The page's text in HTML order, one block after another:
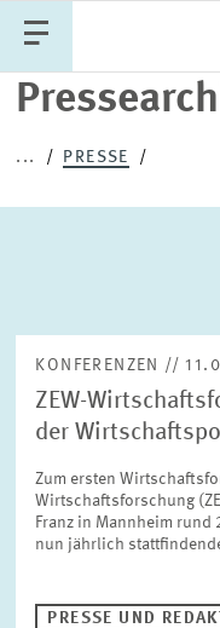
... PRESSE
KONFERENZEN //
ZEW-
der
Zum ersten
Wirtschaftsforschung
Franz in Mannheim
nun jährlich
PRESSE UND